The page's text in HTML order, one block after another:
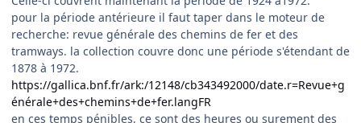
pour la période antérieure il faut taper dans le moteur de
recherche: revue générale des chemins de fer et des
tramways. la collection couvre donc une période s'étendant de
1878 à 1972.
https://gallica.bnf.fr/ark:/12148/cb343492000/date.r=Revue+g
énérale+des+chemins+de+fer.langFR
en ces temps pénibles, ce sont des heures ou surement des